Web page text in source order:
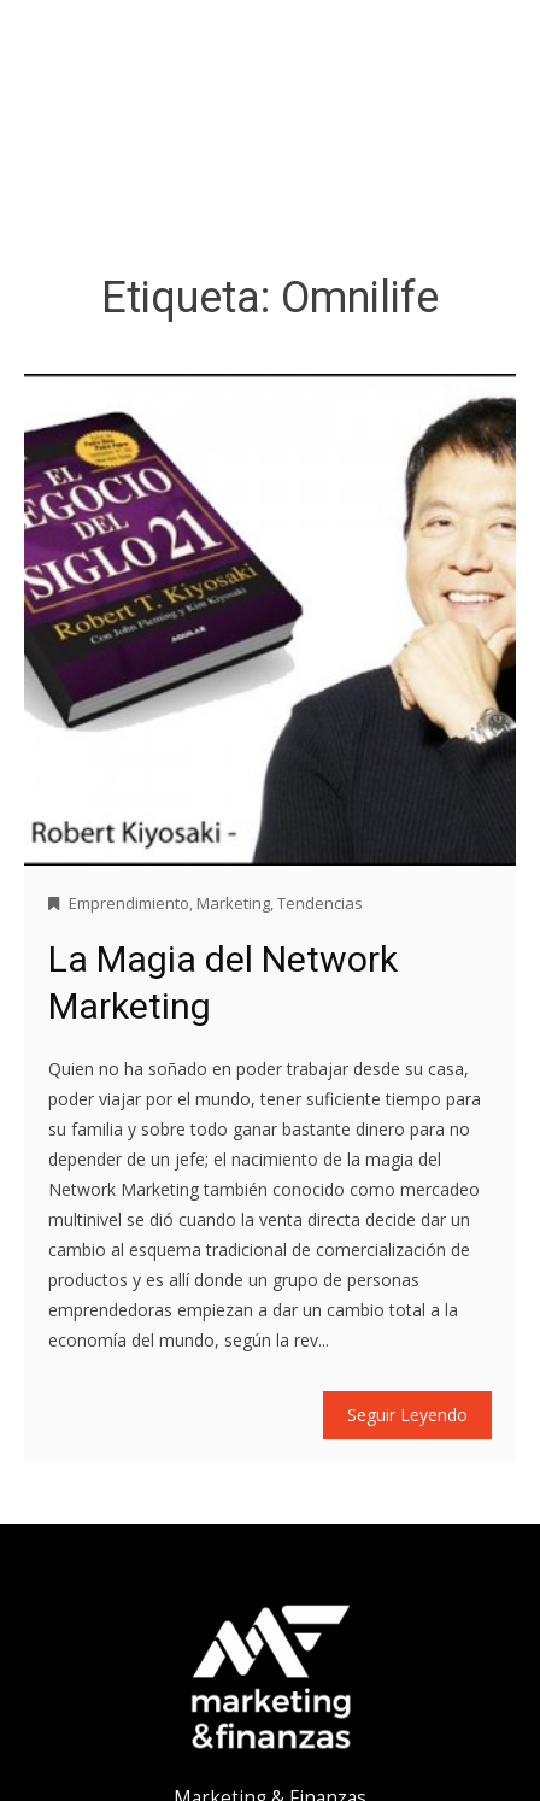
Etiqueta: Omnilife
Emprendimiento, Marketing,Tendencias
La Magia del Network
Marketing
Quien no ha soñado en poder trabajar desde su casa,
poder viajar por el mundo, tener suficiente tiempo para
su familia y sobre todo ganar bastante dinero para no
depender de un jefe; el nacimiento de la magia del
Network Marketing también conocido como mercadeo
multinivel se dió cuando la venta directa decide dar un
cambio al esquema tradicional de comercialización de
productos y es allí donde un grupo de personas
emprendedoras empiezan a dar un cambio total a la
economía del mundo, según la rev...
Seguir Leyendo